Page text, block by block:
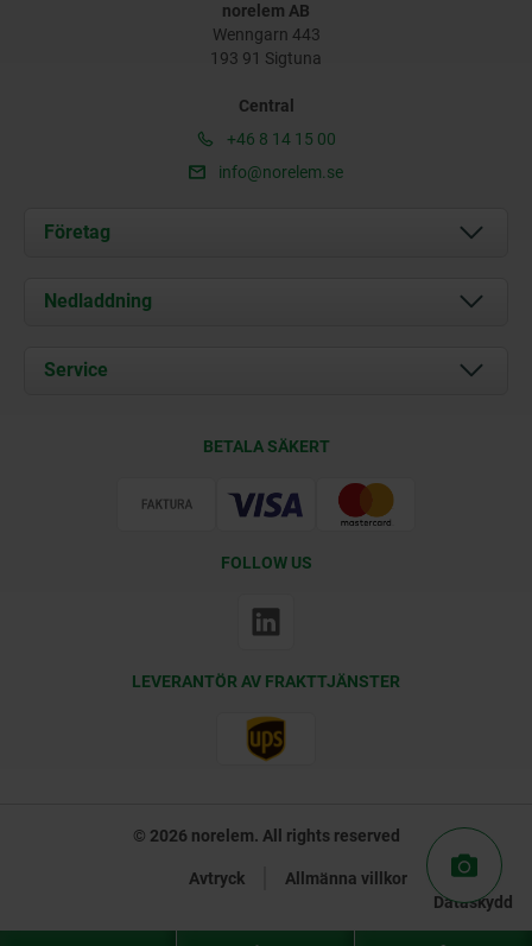
norelem AB
Wenngarn 443
193 91 Sigtuna
Central
+46 8 14 15 00
info@norelem.se
Företag
Om oss
Kontakt
Nedladdning
Documents
Service
BETALA SÄKERT
FOLLOW US
LEVERANTÖR AV FRAKTTJÄNSTER
© 2026 norelem. All rights reserved
Avtryck
Allmänna villkor
Dataskydd